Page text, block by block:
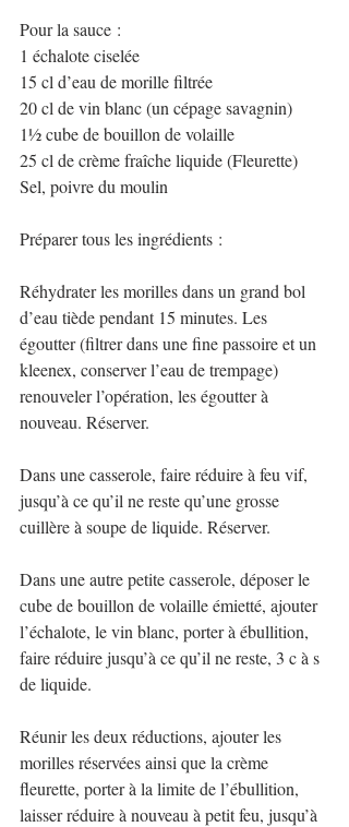
Pour la sauce :
1 échalote ciselée
15 cl d’eau de morille filtrée
20 cl de vin blanc (un cépage savagnin)
1½ cube de bouillon de volaille
25 cl de crème fraîche liquide (Fleurette)
Sel, poivre du moulin
Préparer tous les ingrédients :
Réhydrater les morilles dans un grand bol
d’eau tiède pendant 15 minutes. Les
égoutter (filtrer dans une fine passoire et un
kleenex, conserver l’eau de trempage)
renouveler l’opération, les égoutter à
nouveau. Réserver.
Dans une casserole, faire réduire à feu vif,
jusqu’à ce qu’il ne reste qu’une grosse
cuillère à soupe de liquide. Réserver.
Dans une autre petite casserole, déposer le
cube de bouillon de volaille émietté, ajouter
l’échalote, le vin blanc, porter à ébullition,
faire réduire jusqu’à ce qu’il ne reste, 3 c à s
de liquide.
Réunir les deux réductions, ajouter les
morilles réservées ainsi que la crème
fleurette, porter à la limite de l’ébullition,
laisser réduire à nouveau à petit feu, jusqu’à